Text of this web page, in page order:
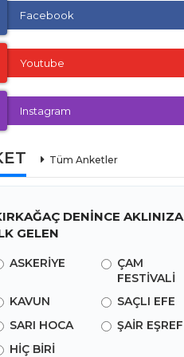
Facebook
Youtube
Instagram
Tüm Anketler
DENİNCE AKLINIZA
GELEN
ASKERİYE
ÇAM
FESTİVALİ
KAVUN
SAÇLI EFE
SARI HOCA
ŞAİR EŞREF
HİÇ BİRİ